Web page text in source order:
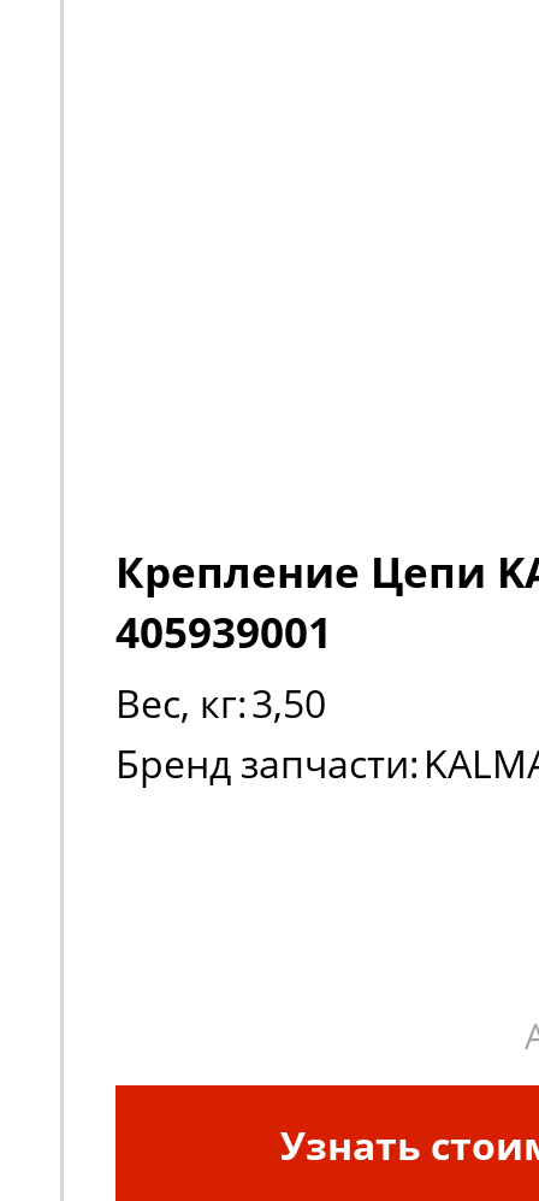
Крепление Цепи
405939001
Вес, кг:3,50
Бренд запчасти:
Узнать